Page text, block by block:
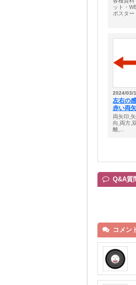
ット・
ポスター
2024/03/
左右の
赤い両
両矢印,
向,両方,
離,...
Q&A質
コメン